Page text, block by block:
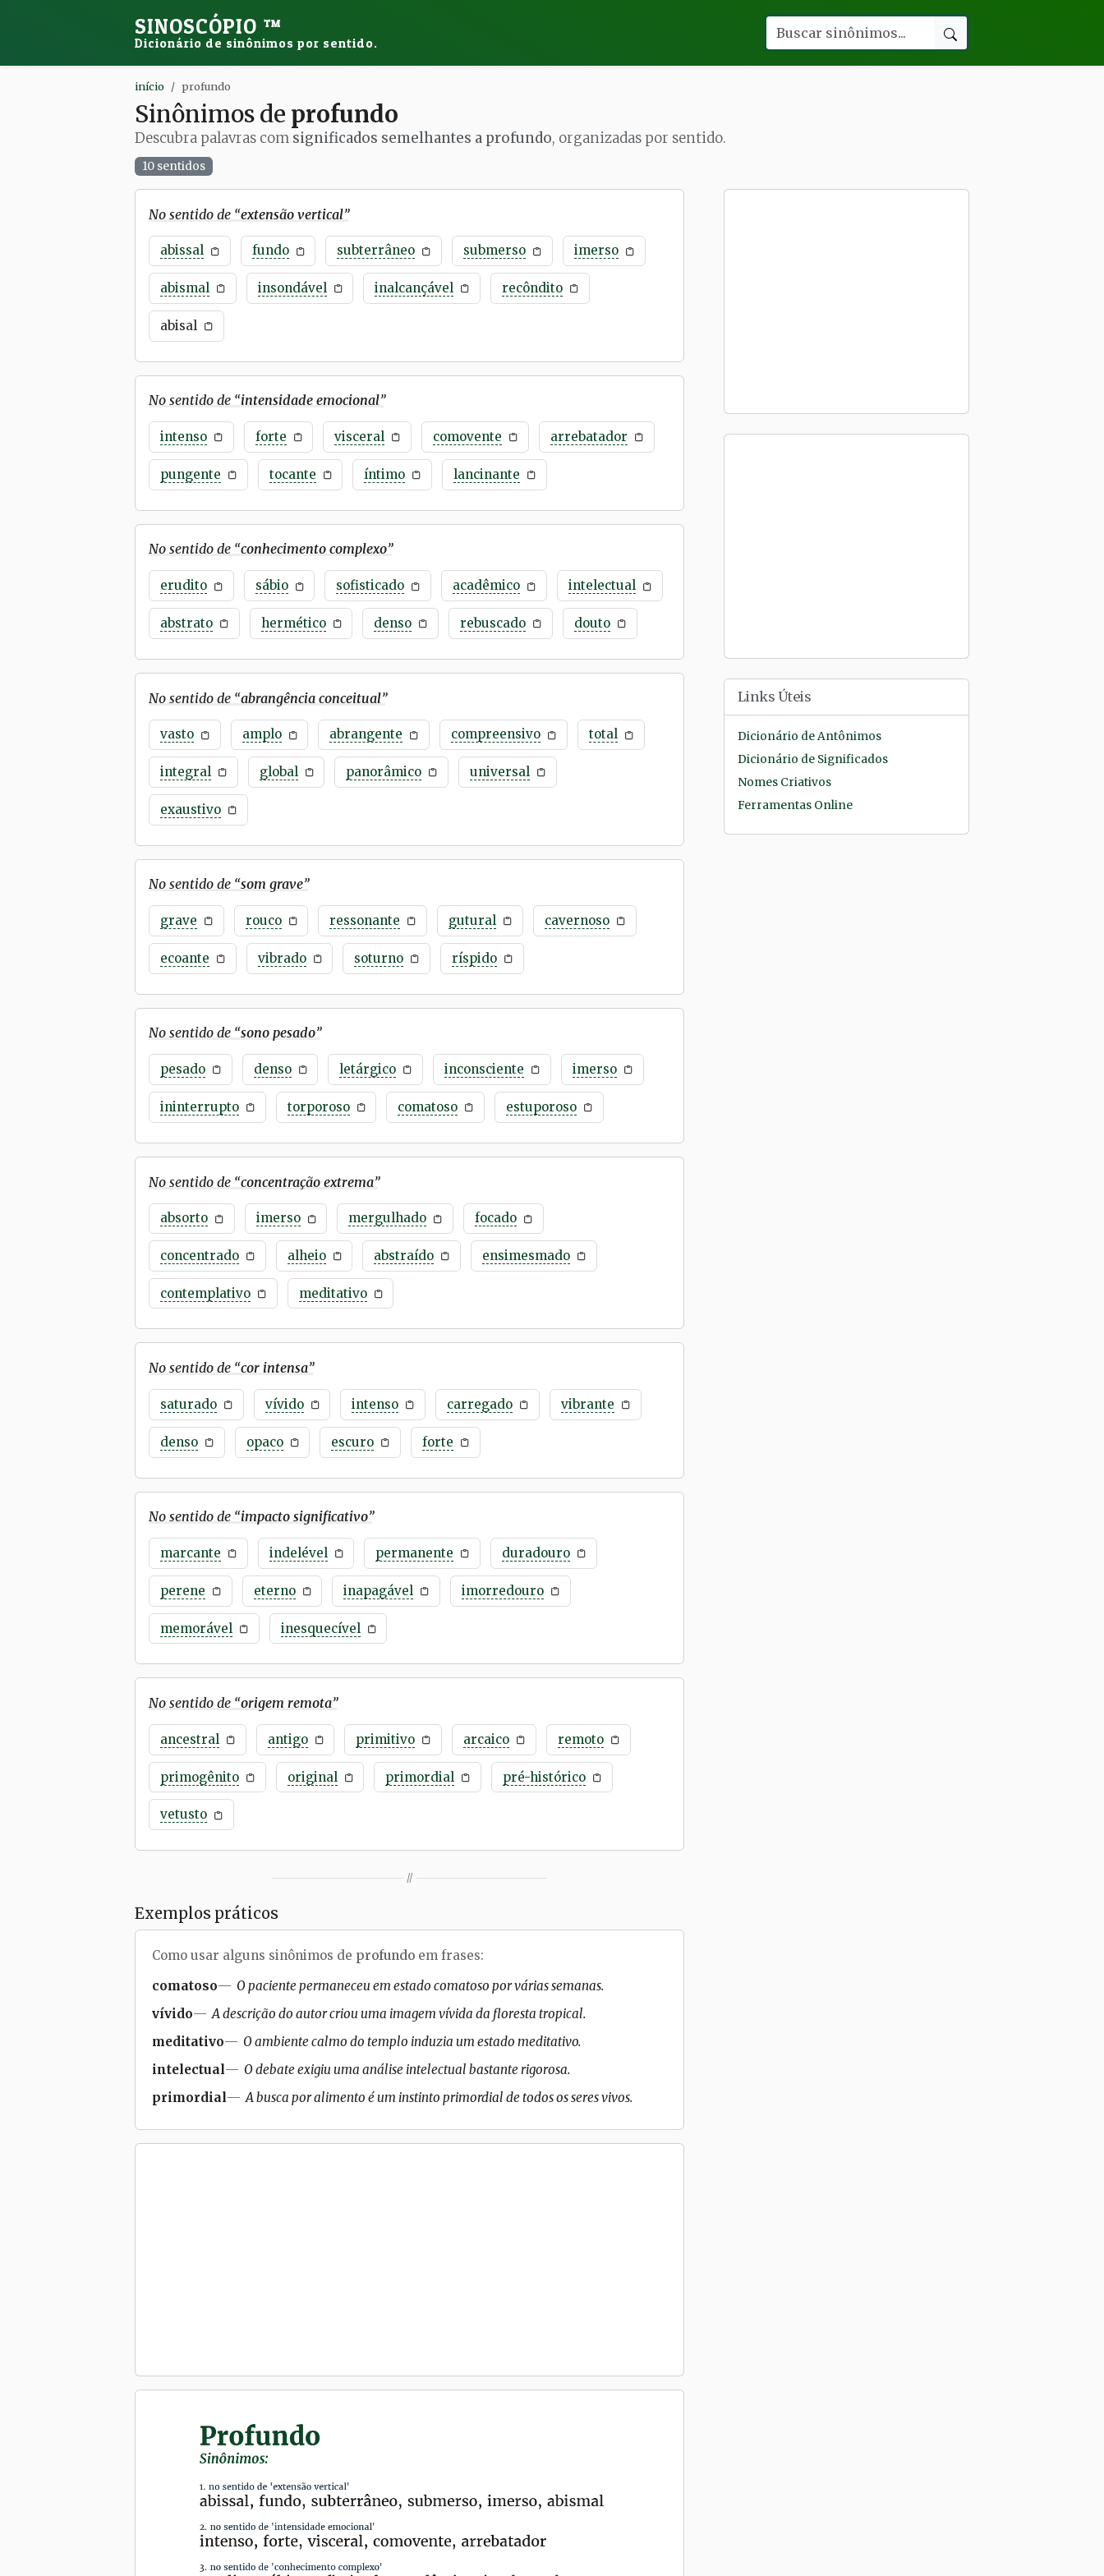
SINOSCÓPIO ™
Dicionário de sinônimos por sentido.
início profundo
Sinônimos de profundo
Descubra palavras com significados semelhantes a profundo, organizadas por sentido.
10 sentidos
No sentido de “extensão vertical”
abissal fundo subterrâneo submerso imerso
abismal insondável inalcançável recôndito
abisal
No sentido de “intensidade emocional”
intenso forte visceral comovente arrebatador
pungente tocante íntimo lancinante
No sentido de “conhecimento complexo”
erudito sábio sofisticado acadêmico intelectual
abstrato hermético denso rebuscado douto
No sentido de “abrangência conceitual”
vasto amplo abrangente compreensivo total
integral global panorâmico universal
exaustivo
No sentido de “som grave”
grave rouco ressonante gutural cavernoso
ecoante vibrado soturno ríspido
No sentido de “sono pesado”
pesado denso letárgico inconsciente imerso
ininterrupto torporoso comatoso estuporoso
No sentido de “concentração extrema”
absorto imerso mergulhado focado
concentrado alheio abstraído ensimesmado
contemplativo meditativo
No sentido de “cor intensa”
saturado vívido intenso carregado vibrante
denso opaco escuro forte
No sentido de “impacto significativo”
marcante indelével permanente duradouro
perene eterno inapagável imorredouro
memorável inesquecível
No sentido de “origem remota”
ancestral antigo primitivo arcaico remoto
primogênito original primordial pré-histórico
vetusto
//
Exemplos práticos
Como usar alguns sinônimos de profundo em frases:
comatoso
O paciente permaneceu em estado comatoso por várias semanas.
vívido
A descrição do autor criou uma imagem vívida da floresta tropical.
meditativo
O ambiente calmo do templo induzia um estado meditativo.
intelectual
O debate exigiu uma análise intelectual bastante rigorosa.
primordial
A busca por alimento é um instinto primordial de todos os seres vivos.
Links Úteis
Dicionário de Antônimos
Dicionário de Significados
Nomes Criativos
Ferramentas Online